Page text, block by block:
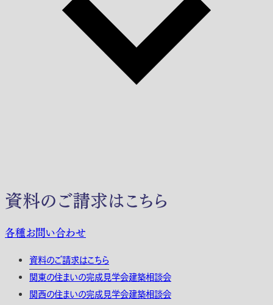
資料のご請求はこちら
各種お問い合わせ
資料のご請求はこちら
関東の住まいの完成見学会建築相談会
関西の住まいの完成見学会建築相談会